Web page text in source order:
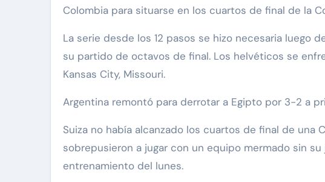
Colombia para situarse en los cuartos de final de la
La serie desde los 12 pasos se hizo necesaria luego
su partido de octavos de final. Los helvéticos se
Kansas City, Missouri.
Argentina remontó para derrotar a Egipto por 3-2 a
Suiza no había alcanzado los cuartos de final de una
sobrepusieron a jugar con un equipo mermado sin
entrenamiento del lunes.